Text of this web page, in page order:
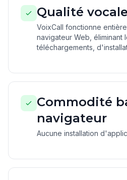
Qualité
VoixCall fonctionne
navigateur Web, éliminant
téléchargements,
Commodité
navigateur
Aucune installation